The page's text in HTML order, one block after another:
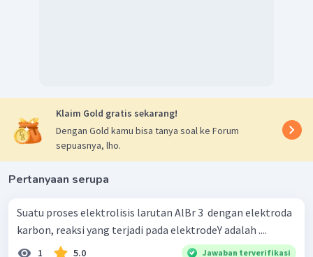
Klaim Gold gratis sekarang!
Dengan Gold kamu bisa tanya soal ke Forum
sepuasnya, lho.
Pertanyaan serupa
Suatu proses elektrolisis larutan AlBr 3 ​ dengan elektroda
karbon, reaksi yang terjadi pada elektrodeY adalah ....
1 5.0 Jawaban terverifikasi